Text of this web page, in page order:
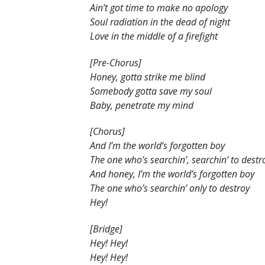
Ain’t got time to make no apology
Soul radiation in the dead of night
Love in the middle of a firefight
[Pre-Chorus]
Honey, gotta strike me blind
Somebody gotta save my soul
Baby, penetrate my mind
[Chorus]
And I’m the world’s forgotten boy
The one who’s searchin’, searchin’ to
And honey, I’m the world’s forgotten boy
The one who’s searchin’ only to destroy
Hey!
[Bridge]
Hey! Hey!
Hey! Hey!